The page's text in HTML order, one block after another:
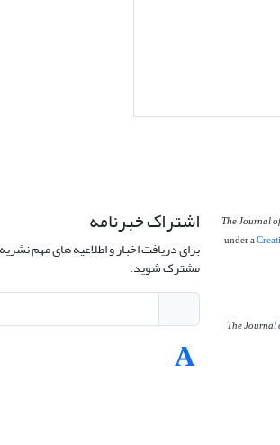
The Journal
under a
The Journal
اشتراک خبرنامه
برای دریافت اخبار و اطلاعیه های مهم
مشترک شوید.